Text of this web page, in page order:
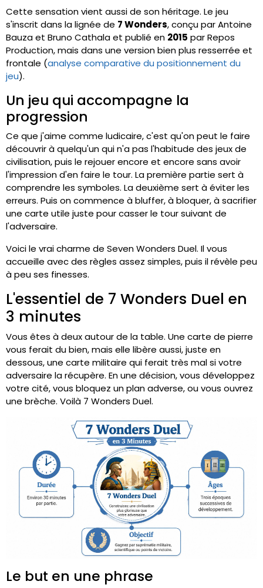
Cette sensation vient aussi de son héritage. Le jeu
s'inscrit dans la lignée de 7 Wonders, conçu par Antoine
Bauza et Bruno Cathala et publié en 2015 par Repos
Production, mais dans une version bien plus resserrée et
frontale (analyse comparative du positionnement du
jeu).
Un jeu qui accompagne la
progression
Ce que j'aime comme ludicaire, c'est qu'on peut le faire
découvrir à quelqu'un qui n'a pas l'habitude des jeux de
civilisation, puis le rejouer encore et encore sans avoir
l'impression d'en faire le tour. La première partie sert à
comprendre les symboles. La deuxième sert à éviter les
erreurs. Puis on commence à bluffer, à bloquer, à sacrifier
une carte utile juste pour casser le tour suivant de
l'adversaire.
Voici le vrai charme de Seven Wonders Duel. Il vous
accueille avec des règles assez simples, puis il révèle peu
à peu ses finesses.
L'essentiel de 7 Wonders Duel en
3 minutes
Vous êtes à deux autour de la table. Une carte de pierre
vous ferait du bien, mais elle libère aussi, juste en
dessous, une carte militaire qui ferait très mal si votre
adversaire la récupère. En une décision, vous développez
votre cité, vous bloquez un plan adverse, ou vous ouvrez
une brèche. Voilà 7 Wonders Duel.
Le but en une phrase